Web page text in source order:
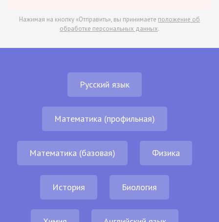
Нажимая на кнопку «Отправить», вы принимаете положение об
обработке персональных данных.
Русский язык
Математика (профильная)
Математика (базовая) Физика
История Биология